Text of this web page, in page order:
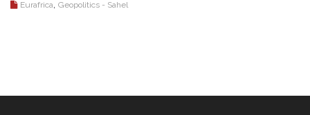
Eurafrica Geopolitics - Sahel